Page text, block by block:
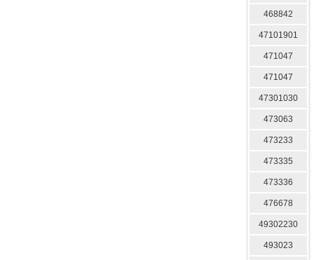
468842
47101901
471047
471047
47301030
473063
473233
473335
473336
476678
49302230
493023